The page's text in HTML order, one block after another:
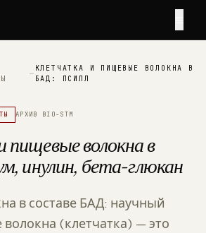
—
КЛЕТЧАТКА И ПИЩЕВЫЕ ВОЛОКНА В
БАД: ПСИЛЛ
АРХИВ BIO-STM
волокна в
инулин, бета-глюкан
в составе БАД: научный
(клетчатка) — это